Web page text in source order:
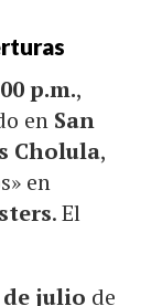
p.m.,
en San
Cholula,
en
. El
de julio de